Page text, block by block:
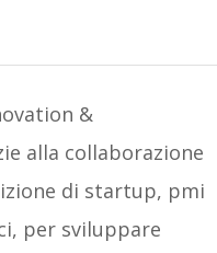
&
alla collaborazione
di startup, pmi
per sviluppare